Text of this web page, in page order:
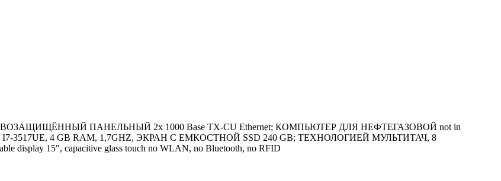
ПАНЕЛЬНЫЙ 2x 1000 Base TX-CU Ethernet; КОМПЬЮТЕР ДЛЯ НЕФТЕГАЗОВОЙ not in
I7-3517UE, 4 GB RAM, 1,7GHZ, ЭКРАН С ЕМКОСТНОЙ SSD 240 GB; ТЕХНОЛОГИЕЙ МУЛЬТИТАЧ, 8
15", capacitive glass touch no WLAN, no Bluetooth, no RFID